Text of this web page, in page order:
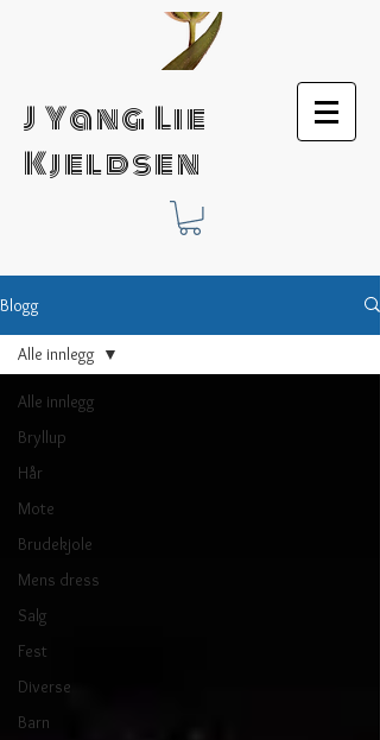
J Yang Lie
Kjeldsen
Blogg
Alle innlegg
Bryllup
Hår
Mote
Brudekjole
Mens dress
Salg
Fest
Diverse
Barn
Alle innlegg